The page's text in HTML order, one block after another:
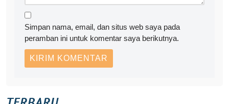
Simpan nama, email, dan situs web saya pada
peramban ini untuk komentar saya berikutnya.